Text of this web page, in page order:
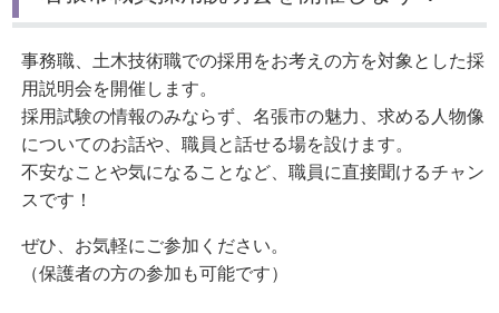
事務職、土木技術職での採用をお考えの方を対象とした採
用説明会を開催します。
採用試験の情報のみならず、名張市の魅力、求める人物像
についてのお話や、職員と話せる場を設けます。
不安なことや気になることなど、職員に直接聞けるチャン
スです！
ぜひ、お気軽にご参加ください。
（保護者の方の参加も可能です）